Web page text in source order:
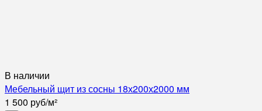
В наличии
Мебельный щит из сосны 18х200х2000 мм
1 500 руб/м²